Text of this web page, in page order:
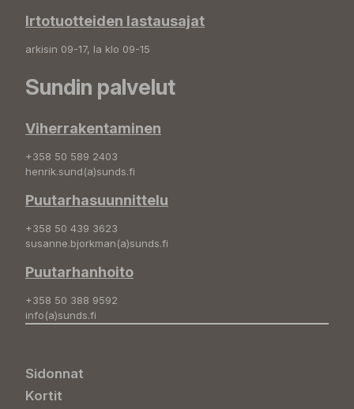
Irtotuotteiden lastausajat
arkisin 09-17, la klo 09-15
Sundin palvelut
Viherrakentaminen
+358 50 589 2403
henrik.sund(a)sunds.fi
Puutarhasuunnittelu
+358 50 439 3623
susanne.bjorkman(a)sunds.fi
Puutarhanhoito
+358 50 388 9592
info(a)sunds.fi
Sidonnat
Kortit